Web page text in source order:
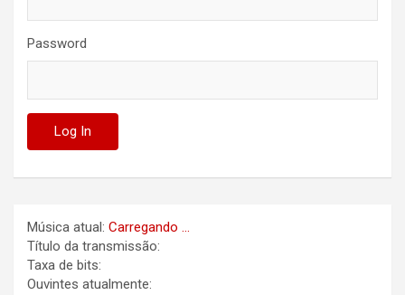
Password
Música atual: Carregando ...
Título da transmissão:
Taxa de bits:
Ouvintes atualmente: